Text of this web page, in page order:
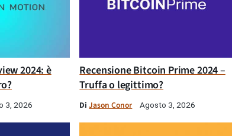
2024: è
3, 2026
Recensione Bitcoin Prime 2024 –
Truffa o legittimo?
DiJason Conor Agosto 3, 2026